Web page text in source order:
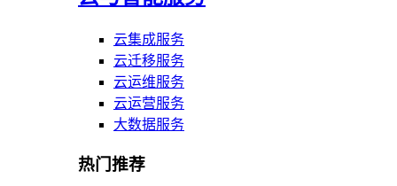
云集成服务
云迁移服务
云运维服务
云运营服务
大数据服务
热门推荐